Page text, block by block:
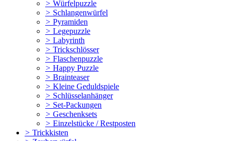
> Würfelpuzzle
> Schlangenwürfel
> Pyramiden
> Legepuzzle
> Labyrinth
> Trickschlösser
> Flaschenpuzzle
> Happy Puzzle
> Brainteaser
> Kleine Geduldspiele
> Schlüsselanhänger
> Set-Packungen
> Geschenksets
> Einzelstücke / Restposten
> Trickkisten